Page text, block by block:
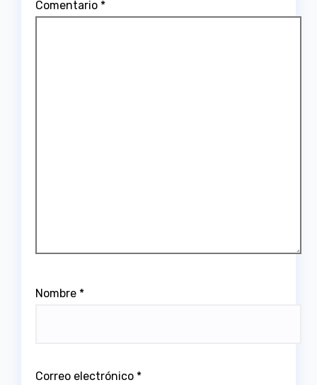
Comentario *
Nombre *
Correo electrónico *